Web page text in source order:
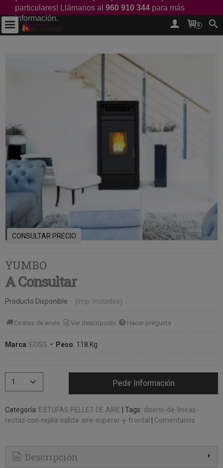
particulares! Llámanos al 960 910 344 para más
información.
0
CONSULTAR PRECIO
YUMBO
A Consultar
Producto Disponible - (Imp. Incluidos)
Costes de envío Ver descripción Hacer pregunta
Marca: EOSS • Peso: 118 Kg
Pedir Información
Categoría: ESTUFAS PELLET DE AIRE | Tags: diseno-de-lineas-
rectas-con-rejilla-salida-aire-superor-y-frontal | Comentarios
Descripción